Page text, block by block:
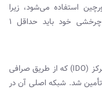
استفاده می‌شود، زیرا
نود‌های ثورچین برای شرکت در فرایند اجماع چرخشی خود باید حداقل 1
(
IDO) که از طریق صرافی
میزبانی گردید، تأمین شد. شبکه اصلی آن در